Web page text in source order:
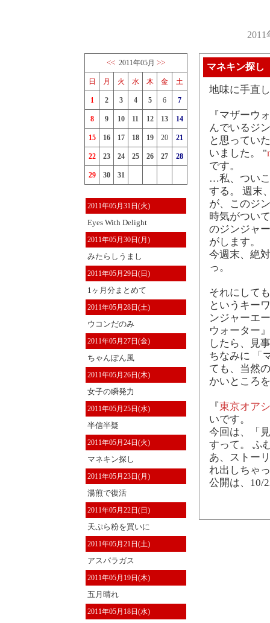
<< 2011年05月 >>
日 月 火 水 木 金 土
1 2 3 4 5 6 7
8 9 10 11 12 13 14
15 16 17 18 19 20 21
22 23 24 25 26 27 28
29 30 31
2011年05月31日(火)
Eyes With Delight
2011年05月30日(月)
みたらしうまし
2011年05月29日(日)
1ヶ月分まとめて
2011年05月28日(土)
ウコンだのみ
2011年05月27日(金)
ちゃんぽん風
2011年05月26日(木)
女子の瞬発力
2011年05月25日(水)
半信半疑
2011年05月24日(火)
マネキン探し
2011年05月23日(月)
湯煎で復活
2011年05月22日(日)
天ぷら粉を買いに
2011年05月21日(土)
アスパラガス
2011年05月19日(木)
五月晴れ
2011年05月18日(水)
マネキン探し
地味に手直
『マザーウ
んでいるジ
と思ってい
いました。 "
です。
…私、つい
する。 週末
が、このジ
時気がつい
のジンジャ
がします。
今週末、絶
っ。
それにして
というキー
ンジャーエ
ウォーター
したら、見
ちなみに 「
ても、当然
かいところ
『東京オア
いです。
今回は、「
すって。 ふ
あ、ストー
れ出しちゃ
公開は、10/